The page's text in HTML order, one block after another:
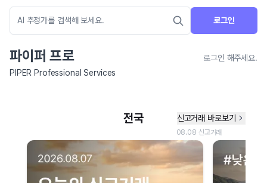
로그인
파이퍼 프로
로그인 해주세요.
PIPER Professional Services